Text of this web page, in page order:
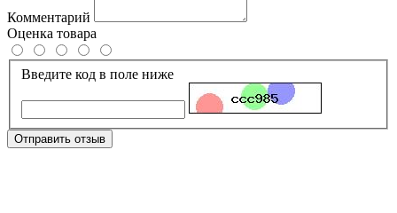
Комментарий
Оценка товара
Введите код в поле ниже
Отправить отзыв